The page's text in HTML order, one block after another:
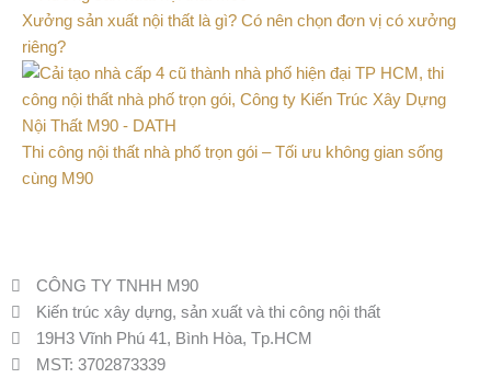
Xưởng sản xuất nội thất là gì? Có nên chọn đơn vị có xưởng
riêng?
Thi công nội thất nhà phố trọn gói – Tối ưu không gian sống
cùng M90
CÔNG TY TNHH M90
Kiến trúc xây dựng, sản xuất và thi công nội thất
19H3 Vĩnh Phú 41, Bình Hòa, Tp.HCM
MST: 3702873339